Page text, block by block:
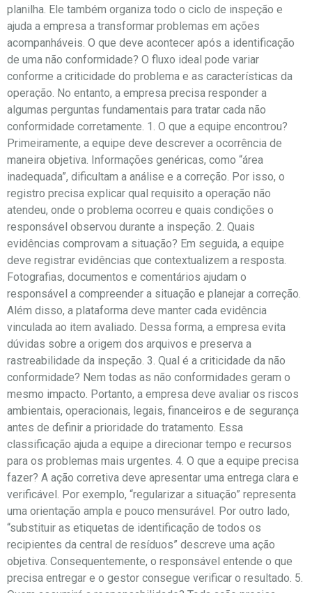
planilha. Ele também organiza todo o ciclo de inspeção e
ajuda a empresa a transformar problemas em ações
acompanháveis. O que deve acontecer após a identificação
de uma não conformidade? O fluxo ideal pode variar
conforme a criticidade do problema e as características da
operação. No entanto, a empresa precisa responder a
algumas perguntas fundamentais para tratar cada não
conformidade corretamente. 1. O que a equipe encontrou?
Primeiramente, a equipe deve descrever a ocorrência de
maneira objetiva. Informações genéricas, como “área
inadequada”, dificultam a análise e a correção. Por isso, o
registro precisa explicar qual requisito a operação não
atendeu, onde o problema ocorreu e quais condições o
responsável observou durante a inspeção. 2. Quais
evidências comprovam a situação? Em seguida, a equipe
deve registrar evidências que contextualizem a resposta.
Fotografias, documentos e comentários ajudam o
responsável a compreender a situação e planejar a correção.
Além disso, a plataforma deve manter cada evidência
vinculada ao item avaliado. Dessa forma, a empresa evita
dúvidas sobre a origem dos arquivos e preserva a
rastreabilidade da inspeção. 3. Qual é a criticidade da não
conformidade? Nem todas as não conformidades geram o
mesmo impacto. Portanto, a empresa deve avaliar os riscos
ambientais, operacionais, legais, financeiros e de segurança
antes de definir a prioridade do tratamento. Essa
classificação ajuda a equipe a direcionar tempo e recursos
para os problemas mais urgentes. 4. O que a equipe precisa
fazer? A ação corretiva deve apresentar uma entrega clara e
verificável. Por exemplo, “regularizar a situação” representa
uma orientação ampla e pouco mensurável. Por outro lado,
“substituir as etiquetas de identificação de todos os
recipientes da central de resíduos” descreve uma ação
objetiva. Consequentemente, o responsável entende o que
precisa entregar e o gestor consegue verificar o resultado. 5.